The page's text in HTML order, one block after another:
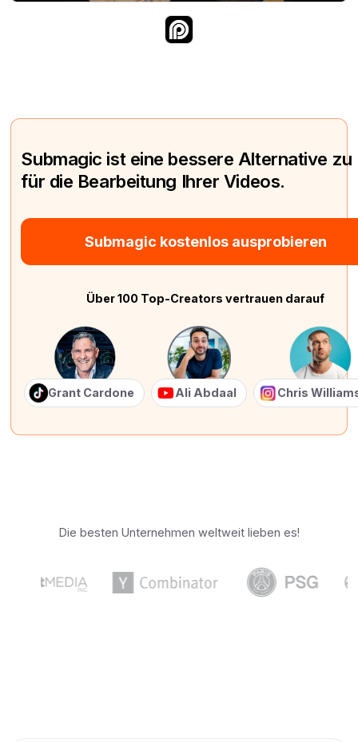
Submagic ist eine bessere Alternative zu
für die Bearbeitung Ihrer Videos.
Submagic kostenlos ausprobieren
Über 100 Top-Creators vertrauen darauf
Grant Cardone Ali Abdaal Chris
Die besten Unternehmen weltweit lieben es!